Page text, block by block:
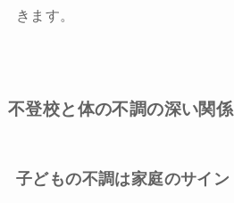
きます。
不登校と体の不調の深い関係
子どもの不調は家庭のサイン